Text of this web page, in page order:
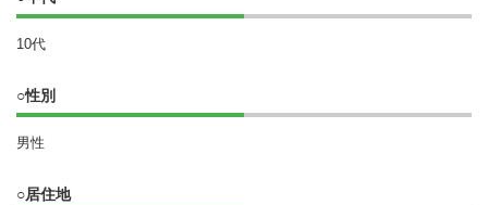
10代
○性別
男性
○居住地